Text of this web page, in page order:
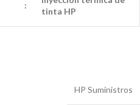
:
tinta HP
HP Suministros